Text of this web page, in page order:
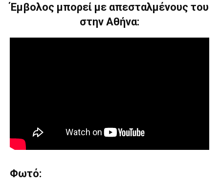
Έμβολος μπορεί με απεσταλμένους του
στην Αθήνα:
Φωτό: